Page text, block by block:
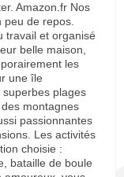
Amazon.fr Nos
de repos.
travail et organisé
belle maison,
les
une île
plages
montagnes
passionnantes
Les activités
choisie :
bataille de boule